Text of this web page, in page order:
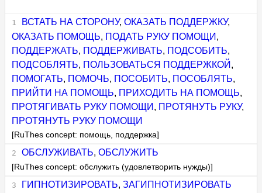
ВСТАТЬ НА СТОРОНУ, ОКАЗАТЬ ПОДДЕРЖКУ,
ОКАЗАТЬ ПОМОЩЬ, ПОДАТЬ РУКУ ПОМОЩИ ,
ПОДДЕРЖАТЬ, ПОДДЕРЖИВАТЬ, ПОДСОБИТЬ,
ПОДСОБЛЯТЬ, ПОЛЬЗОВАТЬСЯ ПОДДЕРЖКОЙ ,
ПОМОГАТЬ, ПОМОЧЬ, ПОСОБИТЬ, ПОСОБЛЯТЬ,
ПРИЙТИ НА ПОМОЩЬ, ПРИХОДИТЬ НА ПОМОЩЬ,
ПРОТЯГИВАТЬ РУКУ ПОМОЩИ , ПРОТЯНУТЬ РУКУ,
ПРОТЯНУТЬ РУКУ ПОМОЩИ
[RuThes concept: помощь, поддержка]
ОБСЛУЖИВАТЬ, ОБСЛУЖИТЬ
[RuThes concept: обслужить (удовлетворить нужды)]
ГИПНОТИЗИРОВАТЬ, ЗАГИПНОТИЗИРОВАТЬ